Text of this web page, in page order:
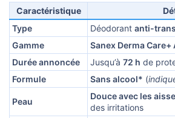
Caractéristique
Type
Déodorant anti-
Gamme
Sanex Derma
Durée annoncée
Jusqu’à 72 h de
Formule
Sans alcool* (
Peau
Douce avec les
des irritations